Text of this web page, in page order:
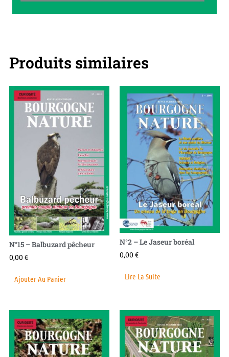
Produits similaires
N°15 – Balbuzard pêcheur
0,00 €
Ajouter Au Panier
N°2 – Le Jaseur boréal
0,00 €
Lire La Suite